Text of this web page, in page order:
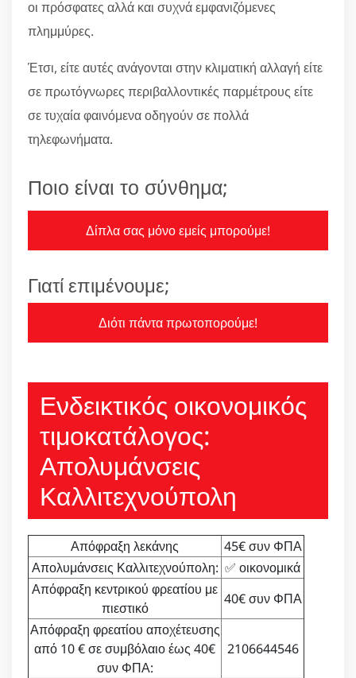
οι πρόσφατες αλλά και συχνά εμφανιζόμενες
πλημμύρες.
Έτσι, είτε αυτές ανάγονται στην κλιματική αλλαγή είτε
σε πρωτόγνωρες περιβαλλοντικές παρμέτρους είτε
σε τυχαία φαινόμενα οδηγούν σε πολλά
τηλεφωνήματα.
Ποιο είναι το σύνθημα;
Δίπλα σας μόνο εμείς μπορούμε!
Γιατί επιμένουμε;
Διότι πάντα πρωτοπορούμε!
Ενδεικτικός οικονομικός
τιμοκατάλογος:
Απολυμάνσεις
Καλλιτεχνούπολη
Απόφραξη λεκάνης
45€ συν ΦΠΑ
Απολυμάνσεις Καλλιτεχνούπολη: ✅ οικονομικά
Απόφραξη κεντρικού φρεατίου με
πιεστικό
40€ συν ΦΠΑ
Απόφραξη φρεατίου αποχέτευσης
από 10 € σε συμβόλαιο έως 40€
συν ΦΠΑ:
2106644546